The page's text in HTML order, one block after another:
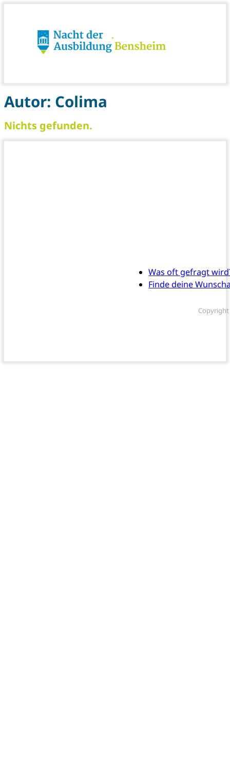
Autor: Colima
Nichts gefunden.
Was oft gefragt
Finde deine